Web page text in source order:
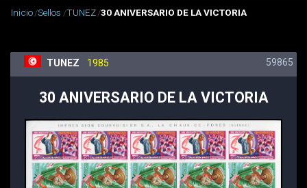
Inicio Sellos TUNEZ 30 ANIVERSARIO DE LA VICTORIA
TUNEZ 1985 59865
30 ANIVERSARIO DE LA VICTORIA